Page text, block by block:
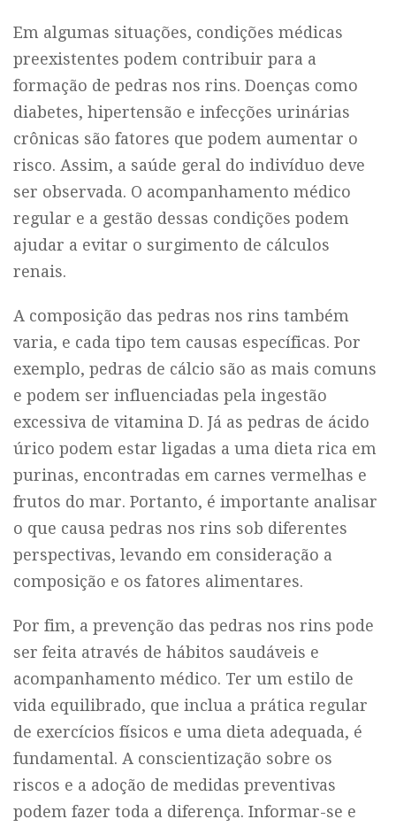
Em algumas situações, condições médicas
preexistentes podem contribuir para a
formação de pedras nos rins. Doenças como
diabetes, hipertensão e infecções urinárias
crônicas são fatores que podem aumentar o
risco. Assim, a saúde geral do indivíduo deve
ser observada. O acompanhamento médico
regular e a gestão dessas condições podem
ajudar a evitar o surgimento de cálculos
renais.
A composição das pedras nos rins também
varia, e cada tipo tem causas específicas. Por
exemplo, pedras de cálcio são as mais comuns
e podem ser influenciadas pela ingestão
excessiva de vitamina D. Já as pedras de ácido
úrico podem estar ligadas a uma dieta rica em
purinas, encontradas em carnes vermelhas e
frutos do mar. Portanto, é importante analisar
o que causa pedras nos rins sob diferentes
perspectivas, levando em consideração a
composição e os fatores alimentares.
Por fim, a prevenção das pedras nos rins pode
ser feita através de hábitos saudáveis e
acompanhamento médico. Ter um estilo de
vida equilibrado, que inclua a prática regular
de exercícios físicos e uma dieta adequada, é
fundamental. A conscientização sobre os
riscos e a adoção de medidas preventivas
podem fazer toda a diferença. Informar-se e